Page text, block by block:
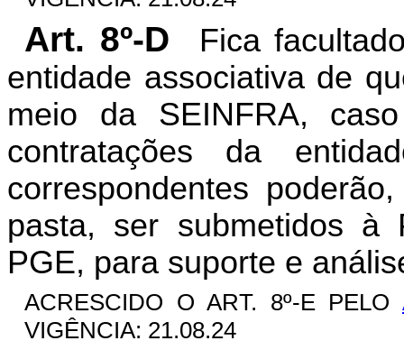
Art. 8º-D
Fica
entidade associativa de
meio da SEINFRA,
contratações da
correspondentes
pasta, ser submetidos à
PGE, para suporte e
ACRESCIDO O ART. 8º-E PELO
VIGÊNCIA: 21.08.24